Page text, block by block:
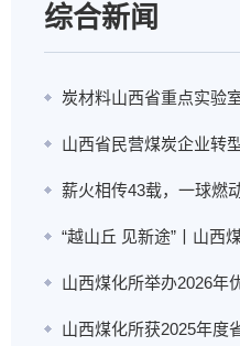
综合新闻
炭材料山西省重点实验
山西省民营煤炭企业转
薪火相传43载，一球燃
“越山丘 见新途”丨山西
山西煤化所举办2026年
山西煤化所获2025年度